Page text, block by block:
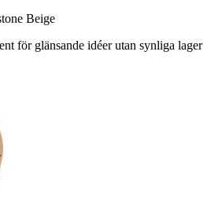
Beige
för glänsande idéer utan synliga lager